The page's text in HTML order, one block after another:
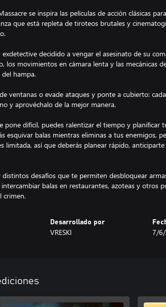
se inspira las películas de acción clásicas
que está repleta de tiroteos brutales y
exdetective decidido a vengar el asesinato de su
los movimientos en cámara lenta y las mecánicas
hampa.
ventanas o evade ataques y ponte a cubierto:
y aprovéchalo de la mejor manera.
pone difícil, puedes ralentizar el tiempo y planificar
esquivar balas mientras eliminas a tus enemigos,
limitada, así que deberás planear rápido,
distintos desafíos que te permiten desbloquear
intercambiar balas en restaurantes, azoteas y otros
crimen.
Desarrollado por
VRESKI 7/